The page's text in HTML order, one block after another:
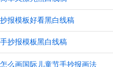
报模板好看黑白线稿
抄报模板黑白线稿
么画国际儿童节手抄报画法